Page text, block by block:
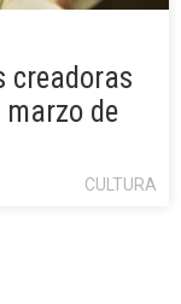
creadoras
de
CULTURA